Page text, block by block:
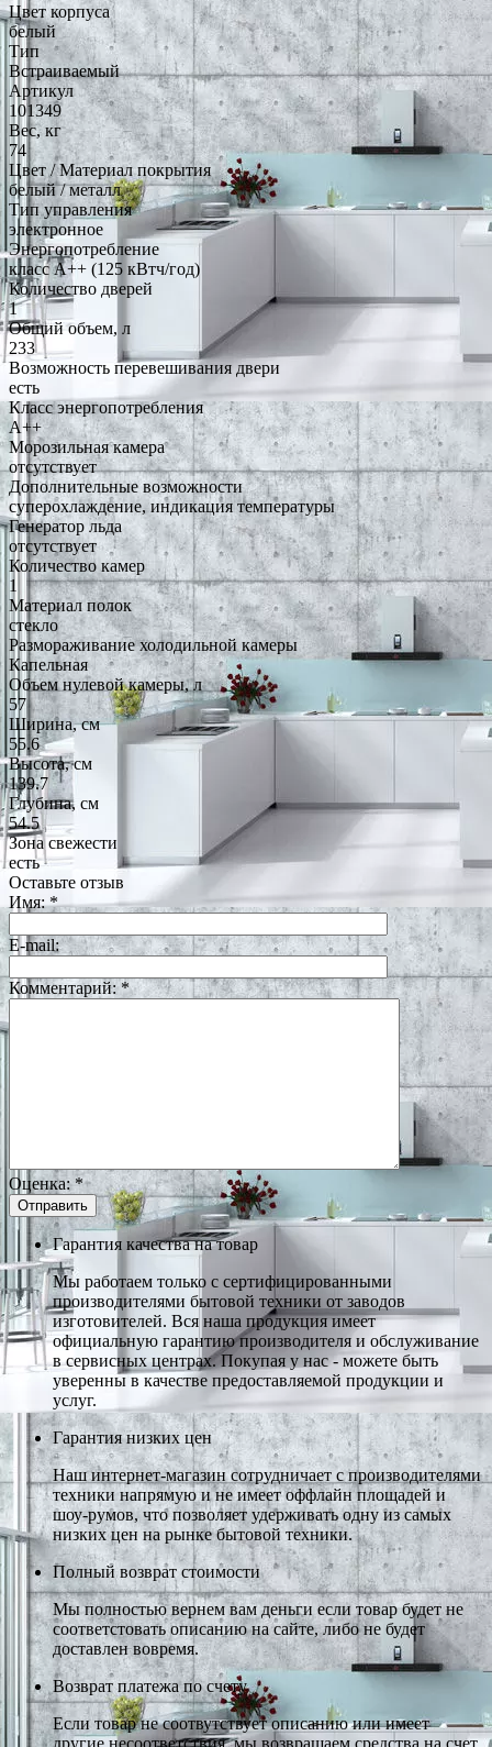
Цвет корпуса
белый
Тип
Встраиваемый
Артикул
101349
Вес, кг
74
Цвет / Материал покрытия
белый / металл
Тип управления
электронное
Энергопотребление
класс A++ (125 кВтч/год)
Количество дверей
1
Общий объем, л
233
Возможность перевешивания двери
есть
Класс энергопотребления
A++
Морозильная камера
отсутствует
Дополнительные возможности
суперохлаждение, индикация температуры
Генератор льда
отсутствует
Количество камер
1
Материал полок
стекло
Размораживание холодильной камеры
Капельная
Объем нулевой камеры, л
57
Ширина, см
55.6
Высота, см
139.7
Глубина, см
54.5
Зона свежести
есть
Оставьте отзыв
Имя:*
E-mail:
Комментарий: *
Оценка: *
Гарантия качества на товар
Мы работаем только с сертифицированными
производителями бытовой техники от заводов
изготовителей. Вся наша продукция имеет
официальную гарантию производителя и обслуживание
в сервисных центрах. Покупая у нас - можете быть
уверенны в качестве предоставляемой продукции и
услуг.
Гарантия низких цен
Наш интернет-магазин сотрудничает с производителями
техники напрямую и не имеет оффлайн площадей и
шоу-румов, что позволяет удерживать одну из самых
низких цен на рынке бытовой техники.
Полный возврат стоимости
Мы полностью вернем вам деньги если товар будет не
соответстовать описанию на сайте, либо не будет
доставлен вовремя.
Возврат платежа по счету
Если товар не соотвутствует описанию или имеет
другие несоответствия, мы возвращаем средства на счет,